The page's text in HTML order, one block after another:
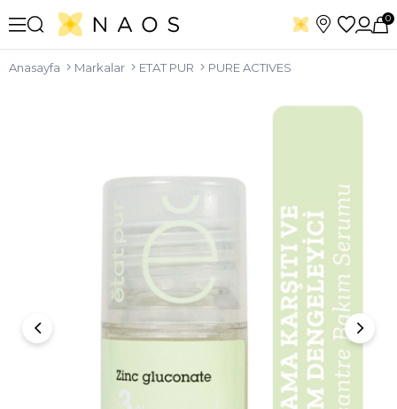
0
Anasayfa Markalar ETAT PUR PURE ACTIVES